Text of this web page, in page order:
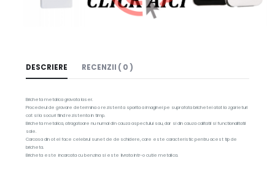
DESCRIERE RECENZII ( 0 )
Bricheta metalica gravata laser.
Procedeul de gravare determina o rezistenta sporita a imaginei pe suprafata brichetei atat la zgarieturi
cat si la socuri fiind rezistenta in timp.
Bricheta metalica, atragatoare nu numai din cauza aspectului sau, dar si din cauza calitatii si functionalitatii
sale.
Carcasa din otel face celebrul sunet de deschidere, care este caracteristic pentru acest tip de
bricheta.
Bricheta este incarcata cu benzina si este livrata intr-o cutie metalica.